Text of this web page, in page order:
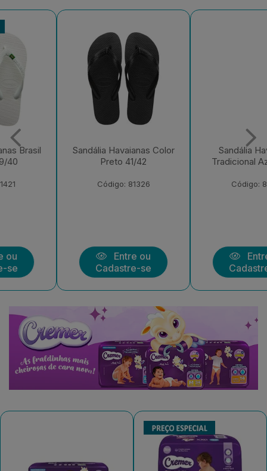
Sandália Havaianas Color
Entre ou
Cadastre-se
Sandália Havaianas
Tradicional Azul 39/40
Entre ou
Cadastre-se